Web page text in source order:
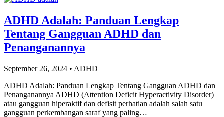
ADHD Adalah: Panduan Lengkap
Tentang Gangguan ADHD dan
Penanganannya
September 26, 2024 • ADHD
ADHD Adalah: Panduan Lengkap Tentang Gangguan ADHD dan
Penanganannya ADHD (Attention Deficit Hyperactivity Disorder)
atau gangguan hiperaktif dan defisit perhatian adalah salah satu
gangguan perkembangan saraf yang paling…